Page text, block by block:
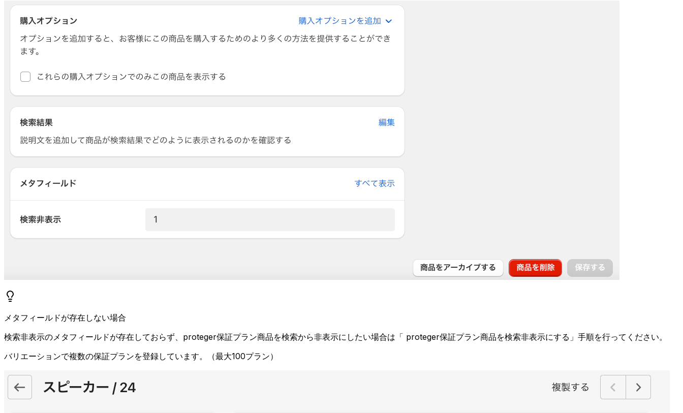
メタフィールドが存在しない場合
検索非表示のメタフィールドが存在しておらず、proteger保証プラン商品を検索から非表示にしたい場合は「 proteger保証プラン商品を検索非表示にする」手順を行ってください。
バリエーションで複数の保証プランを登録しています。（最大100プラン）